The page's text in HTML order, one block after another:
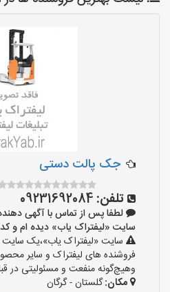
جک پالت دستی
تلفن: 09231692084
لطفا پس از تماس با آگهی
سایت «لیفتراک یاب» دیده ام و کد «آگهی-39» را
سایت «لیفتراک یاب»،یک سایت
فروشنده های لیفتراک و سایر
وهیچ‌گونه منفعت و مسئولیتی در
مکان:گلستان - گرگان